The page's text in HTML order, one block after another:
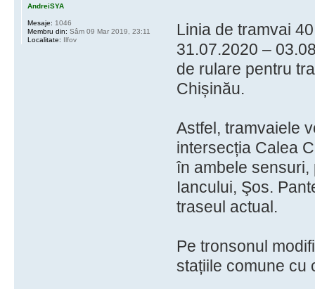
Linia de tramvai
31.07.2020 –
de rulare pentru
Chișinău.
Astfel, tramvaiele
intersecția Calea
în ambele sensuri,
Iancului, Şos.
traseul actual.
Pe tronsonul
stațiile comune cu
AndreiSYA
Mesaje: 1046
Membru din: Sâm 09 Mar 2019, 23:11
Localitate: Ilfov